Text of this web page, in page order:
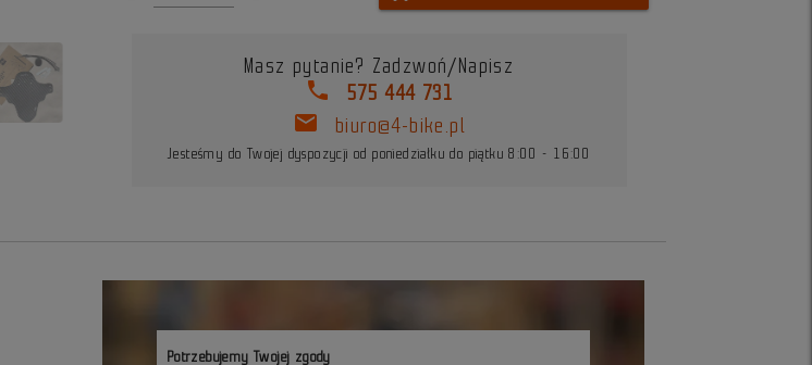
Masz pytanie? Zadzwoń/Napisz
phone 575 444 731
mail biuro@4-bike.pl
Jesteśmy do Twojej dyspozycji od poniedziałku do piątku 8:00 - 16:00
Potrzebujemy Twojej zgody